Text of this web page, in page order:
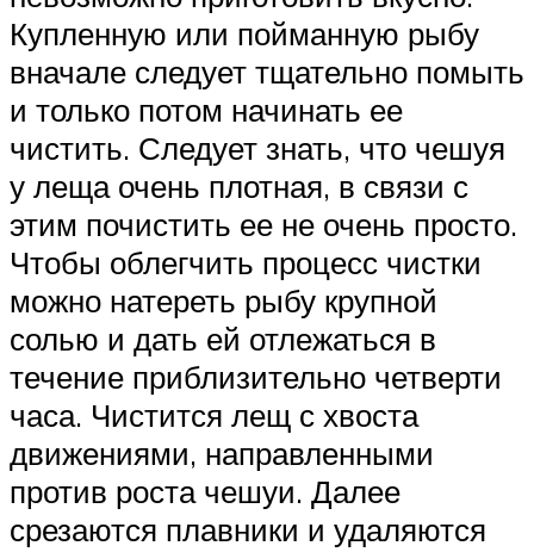
Купленную или пойманную рыбу
вначале следует тщательно помыть
и только потом начинать ее
чистить. Следует знать, что чешуя
у леща очень плотная, в связи с
этим почистить ее не очень просто.
Чтобы облегчить процесс чистки
можно натереть рыбу крупной
солью и дать ей отлежаться в
течение приблизительно четверти
часа. Чистится лещ с хвоста
движениями, направленными
против роста чешуи. Далее
срезаются плавники и удаляются